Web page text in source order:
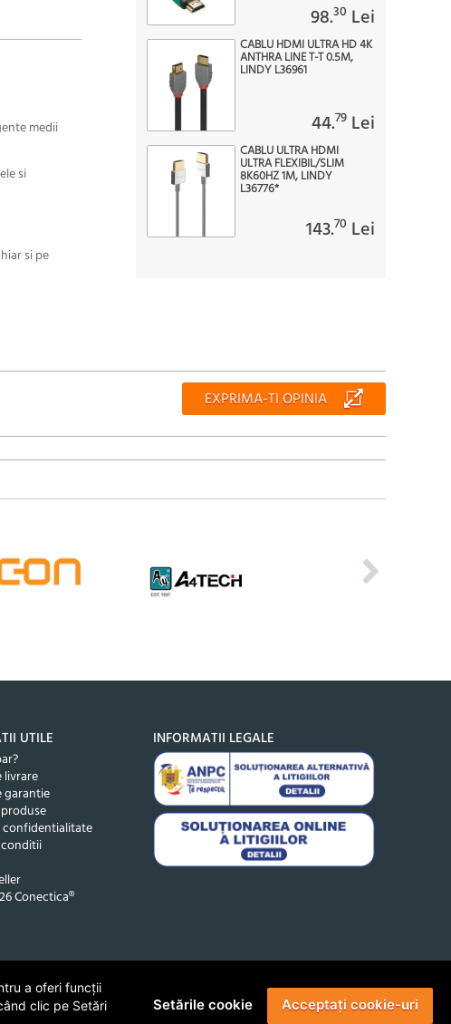
medii
si
si pe
98.30 Lei
CABLU HDMI ULTRA HD 4K
ANTHRA LINE T-T 0.5M,
LINDY L36961
44.79 Lei
CABLU ULTRA HDMI
ULTRA FLEXIBIL/SLIM
8K60HZ 1M, LINDY
L36776*
143.70 Lei
EXPRIMA-TI OPINIA
UTILE
livrare
garantie
confidentialitate
Conectica®
INFORMATII LEGALE
a oferi funcții
clic pe Setări
Setările cookie Acceptați cookie-uri